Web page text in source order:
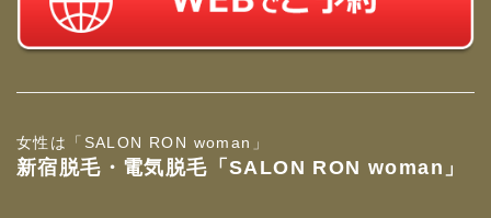
女性は「SALON RON woman」
新宿脱毛・電気脱毛「SALON RON woman」